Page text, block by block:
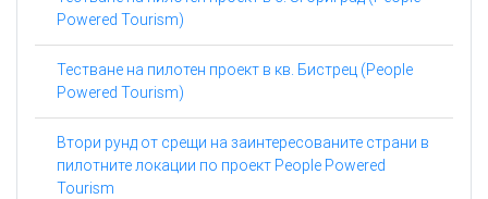
Powered Tourism)
Тестване на пилотен проект в кв. Бистрец (People
Powered Tourism)
Втори рунд от срещи на заинтересованите страни в
пилотните локации по проект People Powered
Tourism